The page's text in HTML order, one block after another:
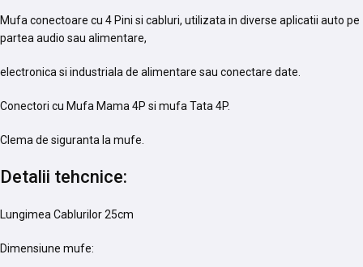
Mufa conectoare cu 4 Pini si cabluri, utilizata in diverse aplicatii auto pe
partea audio sau alimentare,
electronica si industriala de alimentare sau conectare date.
Conectori cu Mufa Mama 4P si mufa Tata 4P.
Clema de siguranta la mufe.
Detalii tehcnice:
Lungimea Cablurilor 25cm
Dimensiune mufe: